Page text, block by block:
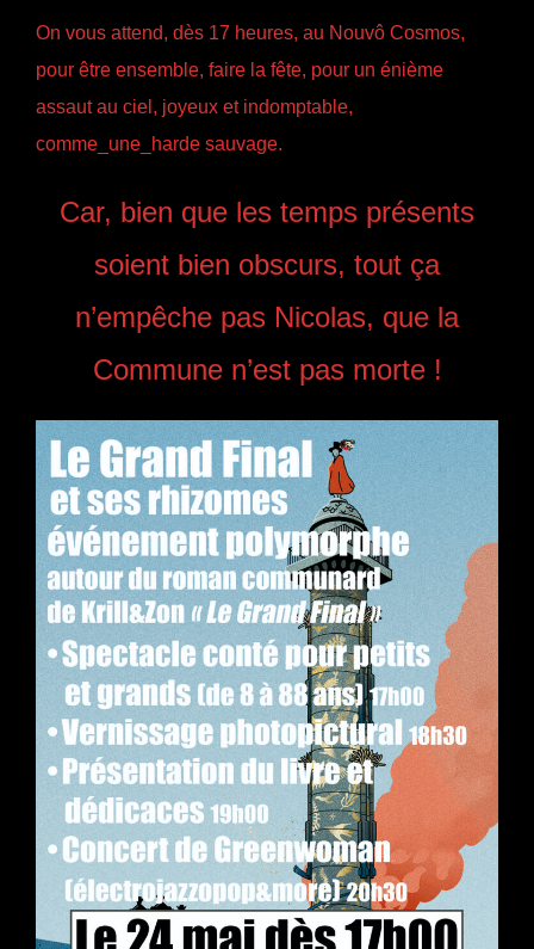
On vous attend, dès 17 heures, au Nouvô Cosmos,
pour être ensemble, faire la fête, pour un énième
assaut au ciel, joyeux et indomptable,
comme_une_harde sauvage.
Car, bien que les temps présents
soient bien obscurs, tout ça
n’empêche pas Nicolas, que la
Commune n’est pas morte !